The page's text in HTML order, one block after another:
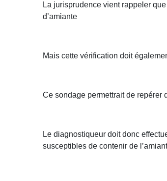
La jurisprudence vient rappeler
d’amiante
Mais cette vérification doit
Ce sondage permettrait de repérer
Le diagnostiqueur doit donc
susceptibles de contenir de